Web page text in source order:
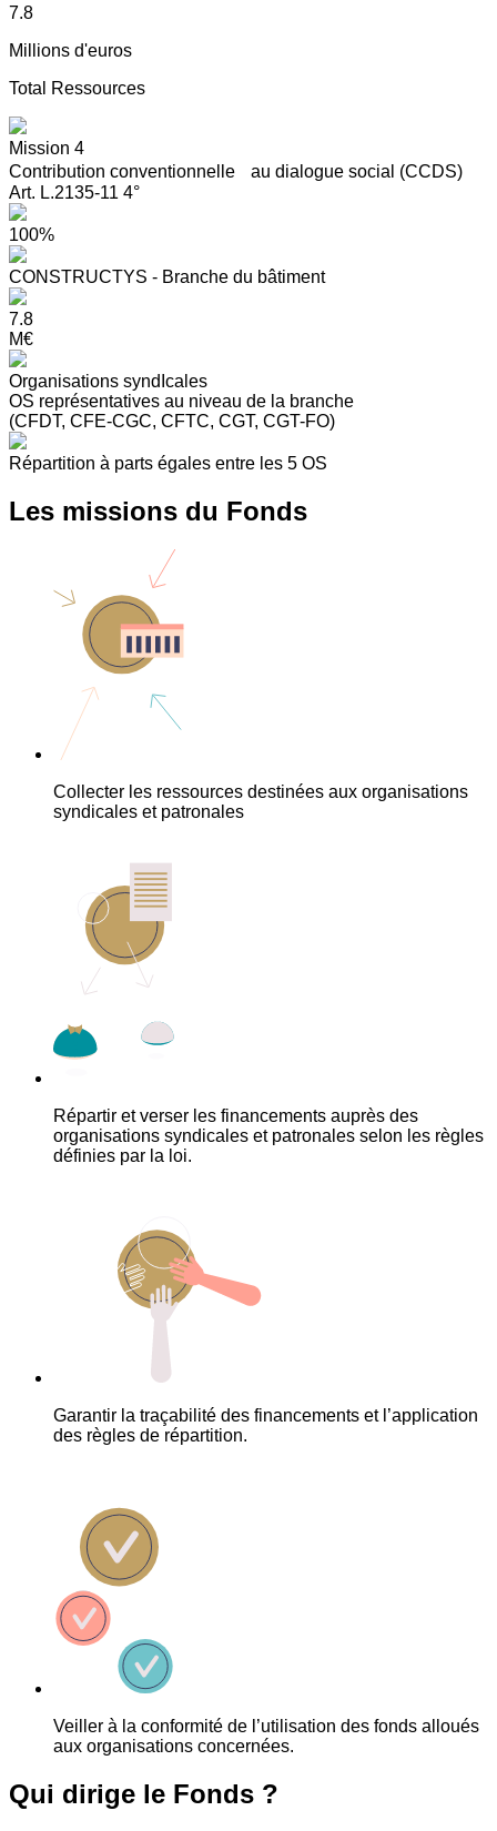
7.8
Millions d'euros
Total Ressources
Mission 4
Contribution conventionnelle au dialogue social (CCDS)
Art. L.2135-11 4°
100%
CONSTRUCTYS - Branche du bâtiment
7.8
M€
Organisations syndIcales
OS représentatives au niveau de la branche
(CFDT, CFE-CGC, CFTC, CGT, CGT-FO)
Répartition à parts égales entre les 5 OS
Les missions du Fonds
Collecter les ressources destinées aux organisations
syndicales et patronales
Répartir et verser les financements auprès des
organisations syndicales et patronales selon les règles
définies par la loi.
Garantir la traçabilité des financements et l’application
des règles de répartition.
Veiller à la conformité de l’utilisation des fonds alloués
aux organisations concernées.
Qui dirige le Fonds ?